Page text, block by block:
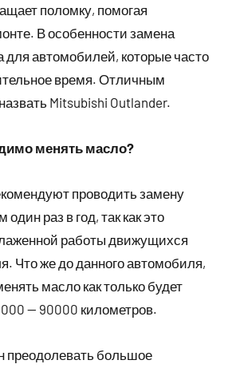
поломку, помогая
В особенности замена
автомобилей, которые часто
время. Отличным
Mitsubishi Outlander.
менять масло?
проводить замену
раз в год, так как это
работы движущихся
Что же до данного автомобиля,
масло как только будет
— 90000 километров.
преодолевать большое